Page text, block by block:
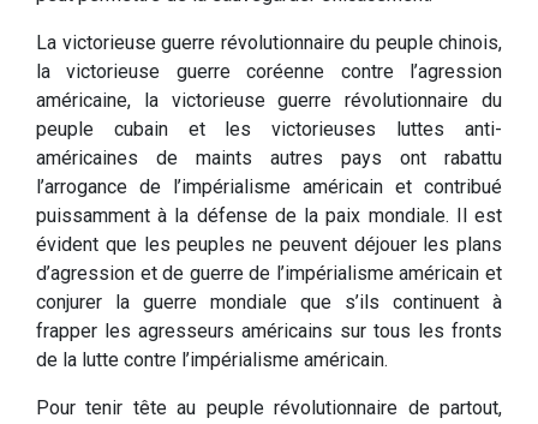
La victorieuse guerre révolutionnaire du peuple chinois,
la victorieuse guerre coréenne contre l’agression
américaine, la victorieuse guerre révolutionnaire du
peuple cubain et les victorieuses luttes anti-
américaines de maints autres pays ont rabattu
l’arrogance de l’impérialisme américain et contribué
puissamment à la défense de la paix mondiale. Il est
évident que les peuples ne peuvent déjouer les plans
d’agression et de guerre de l’impérialisme américain et
conjurer la guerre mondiale que s’ils continuent à
frapper les agresseurs américains sur tous les fronts
de la lutte contre l’impérialisme américain.
Pour tenir tête au peuple révolutionnaire de partout,